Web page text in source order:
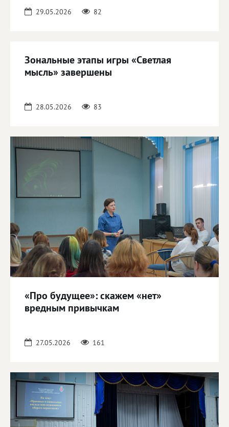
29.05.2026 82
Зональные этапы игры «Светлая
мысль» завершены
28.05.2026 83
«Про будущее»: скажем «нет»
вредным привычкам
27.05.2026 161